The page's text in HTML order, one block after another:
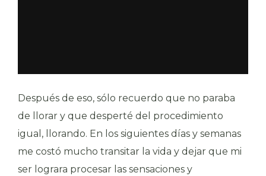
Después de eso, sólo recuerdo que no paraba
de llorar y que desperté del procedimiento
igual, llorando. En los siguientes días y semanas
me costó mucho transitar la vida y dejar que mi
ser lograra procesar las sensaciones y